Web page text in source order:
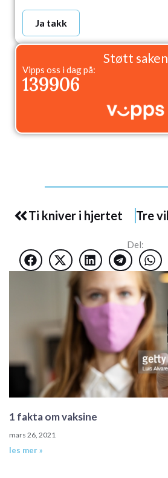
Ja takk
Støtt saken
Vipps oss i dag på:
139906
Ti kniver i hjertet
Del:
1 fakta om vaksine
mars 26, 2021
les mer »